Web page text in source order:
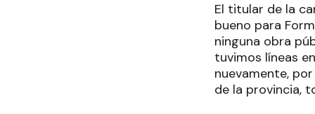
El titular de la
bueno para
ninguna obra
tuvimos líneas
nuevamente,
de la provincia,